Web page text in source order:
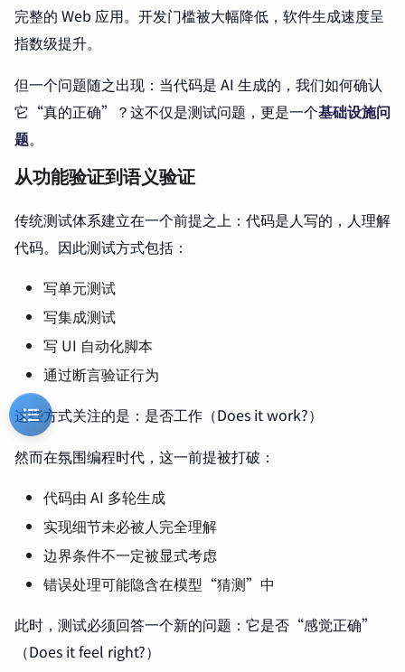
完整的 Web 应用。开发门槛被大幅降低，软件生成速度呈
指数级提升。
但一个问题随之出现：当代码是 AI 生成的，我们如何确认
它“真的正确”？这不仅是测试问题，更是一个基础设施问
题。
从功能验证到语义验证
传统测试体系建立在一个前提之上：代码是人写的，人理解
代码。因此测试方式包括：
写单元测试
写集成测试
写 UI 自动化脚本
通过断言验证行为
这些方式关注的是：是否工作（Does it work?）
然而在氛围编程时代，这一前提被打破：
代码由 AI 多轮生成
实现细节未必被人完全理解
边界条件不一定被显式考虑
错误处理可能隐含在模型“猜测”中
此时，测试必须回答一个新的问题：它是否“感觉正确”
（Does it feel right?）